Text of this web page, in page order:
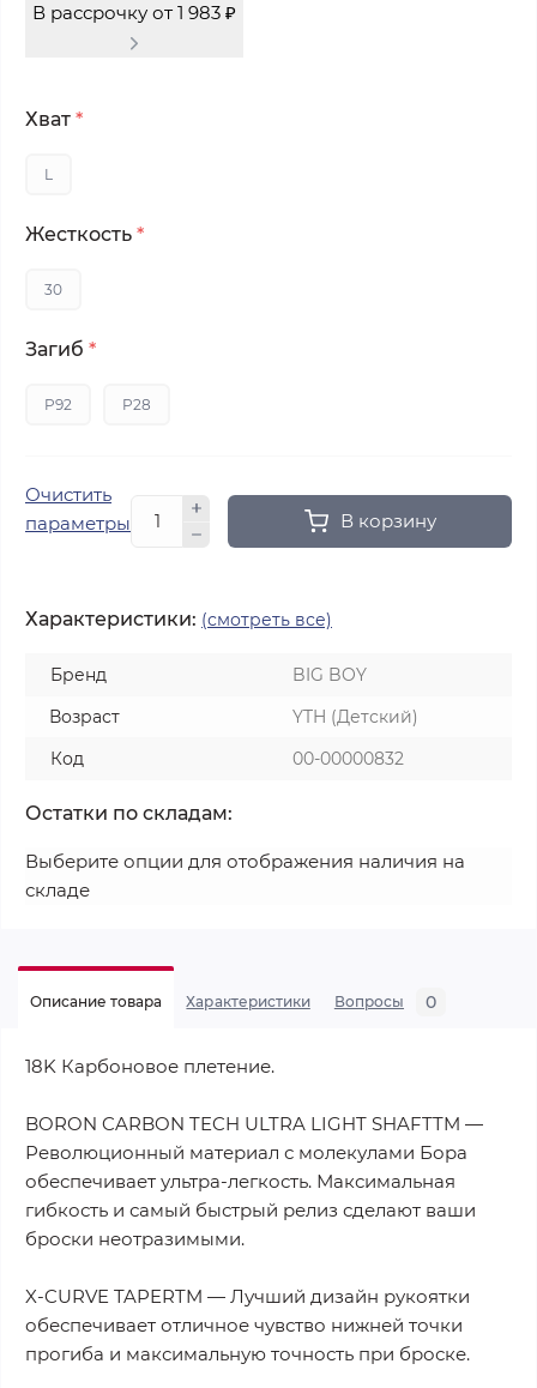
В рассрочку от 1 983 ₽
Хват *
L
Жесткость *
30
Загиб *
P92 P28
Очистить
параметры
В корзину
Характеристики: (смотреть все)
Бренд
BIG BOY
Возраст
YTH (Детский)
Код
00-00000832
Остатки по складам:
Выберите опции для отображения наличия на
складе
Описание товара Характеристики Вопросы 0
18K Карбоновое плетение.
BORON CARBON TECH ULTRA LIGHT SHAFTTM —
Революционный материал с молекулами Бора
обеспечивает ультра-легкость. Максимальная
гибкость и самый быстрый релиз сделают ваши
броски неотразимыми.
X-CURVE TAPERTM — Лучший дизайн рукоятки
обеспечивает отличное чувство нижней точки
прогиба и максимальную точность при броске.